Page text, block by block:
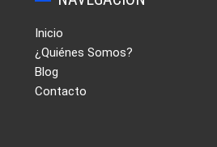
Inicio
¿Quiénes Somos?
Blog
Contacto